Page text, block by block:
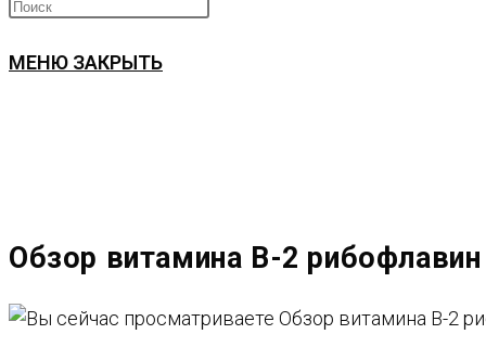
ПОИСК
САЙТУ
МЕНЮ ЗАКРЫТЬ
Обзор витамина B-2